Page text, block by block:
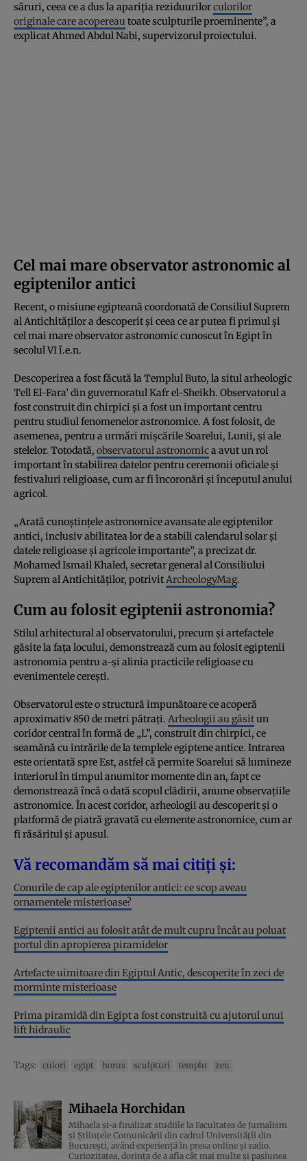
săruri, ceea ce a dus la apariția reziduurilorculorilor
originale care acopereau toate sculpturile proeminente”, a
explicat Ahmed Abdul Nabi, supervizorul proiectului.
Cel mai mare observator astronomic al
egiptenilor antici
Recent, o misiune egipteană coordonată de Consiliul Suprem
al Antichităților a descoperit și ceea ce ar putea fi primul și
cel mai mare observator astronomic cunoscut în Egipt în
secolul VI î.e.n.
Descoperirea a fost făcută la Templul Buto, la situl arheologic
Tell El-Fara’ din guvernoratul Kafr el-Sheikh. Observatorul a
fost construit din chirpici și a fost un important centru
pentru studiul fenomenelor astronomice. A fost folosit, de
asemenea, pentru a urmări mișcările Soarelui, Lunii, și ale
stelelor. Totodată, observatorul astronomica avut un rol
important în stabilirea datelor pentru ceremonii oficiale și
festivaluri religioase, cum ar fi încoronări și începutul anului
agricol.
„Arată cunoștințele astronomice avansate ale egiptenilor
antici, inclusiv abilitatea lor de a stabili calendarul solar și
datele religioase și agricole importante”, a precizat dr.
Mohamed Ismail Khaled, secretar general al Consiliului
Suprem al Antichităților, potrivitArcheologyMag.
Cum au folosit egiptenii astronomia?
Stilul arhitectural al observatorului, precum și artefactele
găsite la fața locului, demonstrează cum au folosit egiptenii
astronomia pentru a-și alinia practicile religioase cu
evenimentele cerești.
Observatorul este o structură impunătoare ce acoperă
aproximativ 850 de metri pătrați. Arheologii au găsitun
coridor central în formă de „L”, construit din chirpici, ce
seamănă cu intrările de la templele egiptene antice. Intrarea
este orientată spre Est, astfel că permite Soarelui să lumineze
interiorul în timpul anumitor momente din an, fapt ce
demonstrează încă o dată scopul clădirii, anume observațiile
astronomice. În acest coridor, arheologii au descoperit și o
platformă de piatră gravată cu elemente astronomice, cum ar
fi răsăritul și apusul.
Vă recomandăm să mai citiți și:
Conurile de cap ale egiptenilor antici: ce scop aveau
ornamentele misterioase?
Egiptenii antici au folosit atât de mult cupru încât au poluat
portul din apropierea piramidelor
Artefacte uimitoare din Egiptul Antic, descoperite în zeci de
morminte misterioase
Prima piramidă din Egipt a fost construită cu ajutorul unui
lift hidraulic
Tags: culori egipt horus sculpturi templu zeu
Mihaela Horchidan
Mihaela și-a finalizat studiile la Facultatea de Jurnalism
și Științele Comunicării din cadrul Universității din
București, având experiență în presa online și radio.
Curiozitatea, dorința de a afla cât mai multe și pasiunea